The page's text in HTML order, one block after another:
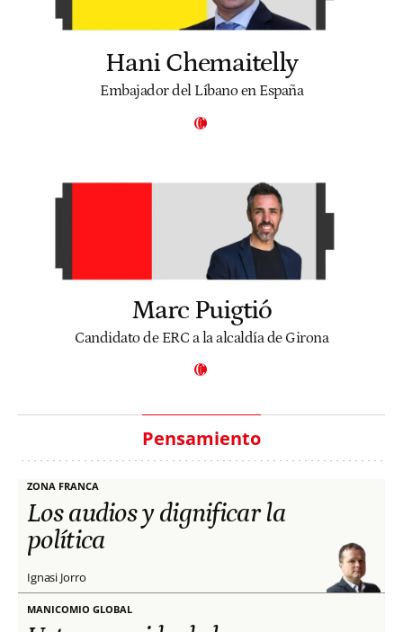
Hani Chemaitelly
Embajador del Líbano en España
Marc Puigtió
Candidato de ERC a la alcaldía de Girona
Pensamiento
ZONA FRANCA
Los audios y dignificar la
política
Ignasi Jorro
MANICOMIO GLOBAL